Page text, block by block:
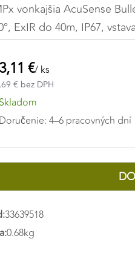
vonkajšia AcuSense
ExIR do 40m, IP67,
€/ ks
€ bez DPH
Skladom
Doručenie: 4–6 pracovných dní
33639518
0.68kg